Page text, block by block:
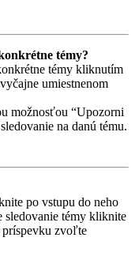
témy?
témy kliknutím
umiestnenom
možnosťou “Upozorni
na danú tému.
po vstupu do neho
témy kliknite
príspevku zvoľte